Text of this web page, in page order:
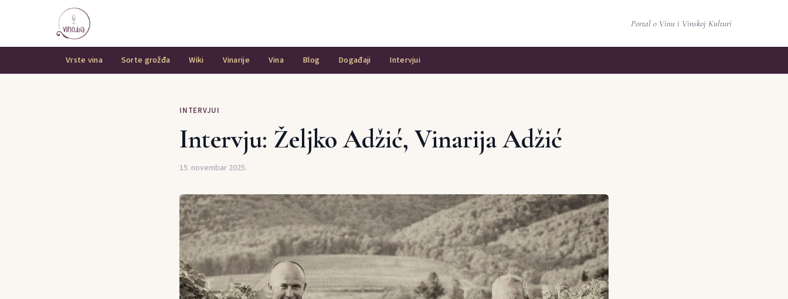
Portal o Vinu i Vinskoj Kulturi
Vrste vina Sorte grožđa Wiki Vinarije Vina Blog Događaji Intervjui
INTERVJUI
Intervju: Željko Adžić, Vinarija Adžić
15. novembar 2025.